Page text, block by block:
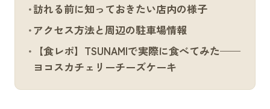
訪れる前に知っておきたい店内の様子
アクセス方法と周辺の駐車場情報
【食レポ】TSUNAMIで実際に食べてみた——
ヨコスカチェリーチーズケーキ